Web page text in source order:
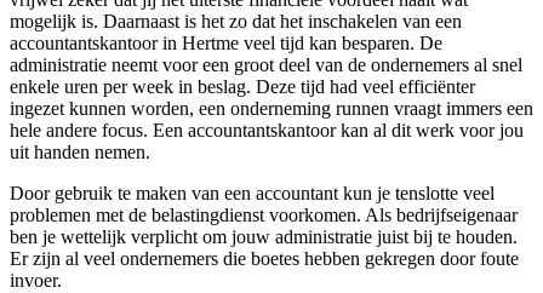
mogelijk is. Daarnaast is het zo dat het inschakelen van een
accountantskantoor in Hertme veel tijd kan besparen. De
administratie neemt voor een groot deel van de ondernemers al snel
enkele uren per week in beslag. Deze tijd had veel efficiënter
ingezet kunnen worden, een onderneming runnen vraagt immers een
hele andere focus. Een accountantskantoor kan al dit werk voor jou
uit handen nemen.
Door gebruik te maken van een accountant kun je tenslotte veel
problemen met de belastingdienst voorkomen. Als bedrijfseigenaar
ben je wettelijk verplicht om jouw administratie juist bij te houden.
Er zijn al veel ondernemers die boetes hebben gekregen door foute
invoer.